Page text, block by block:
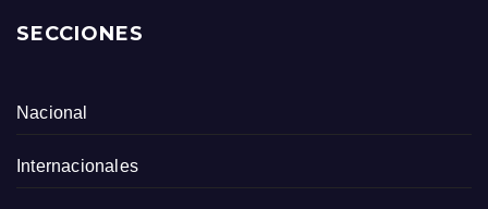
SECCIONES
Nacional
Internacionales